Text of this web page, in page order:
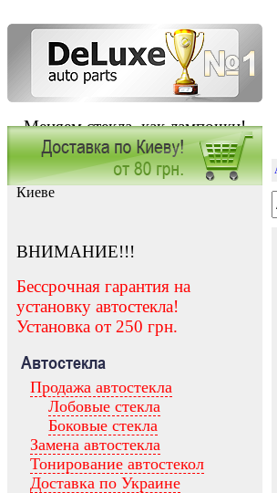
Меняем стекла, как лампочки!
Заказать установку автостекла в
Киеве
ВНИМАНИЕ!!!
Бессрочная гарантия на
установку автостекла!
Установка от 250 грн.
Автостекла
Продажа автостекла
Лобовые стекла
Боковые стекла
Замена автостекла
Тонирование автостекол
Доставка по Украине